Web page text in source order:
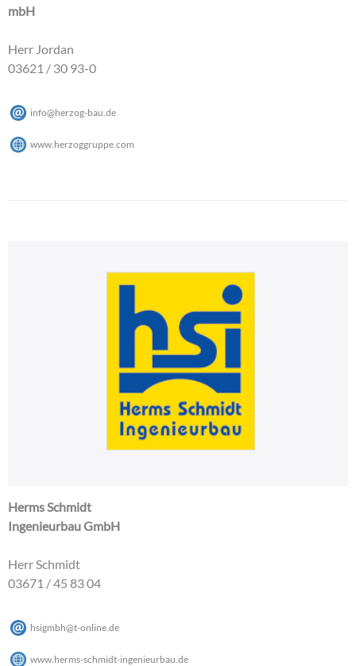
mbH
Herr Jordan
03621 / 30 93-0
info@herzog-bau de
www.herzoggruppe.com
Herms Schmidt
Ingenieurbau GmbH
Herr Schmidt
03671 / 45 83 04
hsigmbh@t-online de
www.herms-schmidt-ingenieurbau.de